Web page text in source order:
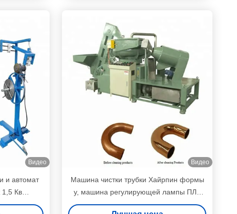
Видео
и автомат
1,5 Кв
Видео
Машина чистки трубки Хайрпин формы
у, машина регулирующей лампы ПЛК
Дебурринг